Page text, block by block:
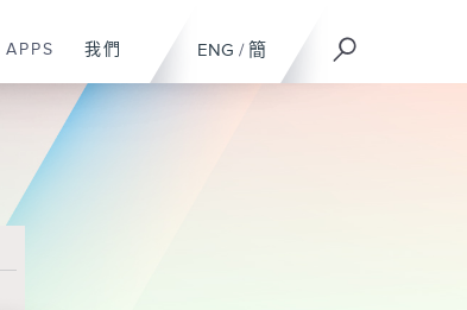
ENG / 簡
APPS 我們